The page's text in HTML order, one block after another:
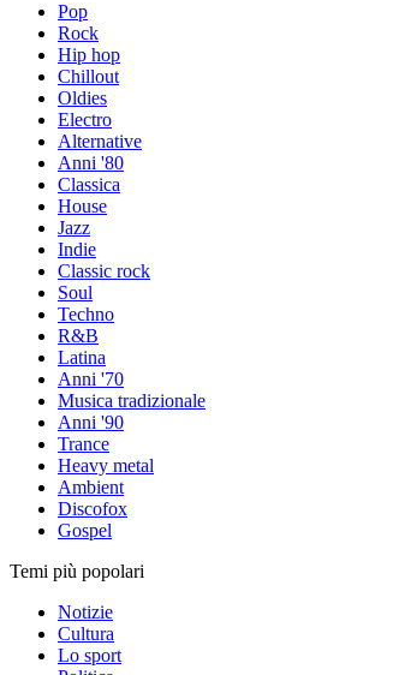
Pop
Rock
Hip hop
Chillout
Oldies
Electro
Alternative
Anni '80
Classica
House
Jazz
Indie
Classic rock
Soul
Techno
R&B
Latina
Anni '70
Musica tradizionale
Anni '90
Trance
Heavy metal
Ambient
Discofox
Gospel
Temi più popolari
Notizie
Cultura
Lo sport